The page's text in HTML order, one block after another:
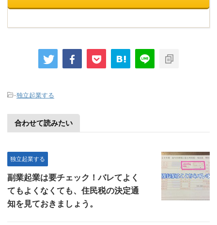
-独立起業する
合わせて読みたい
独立起業する
副業起業は要チェック！バレてよく
てもよくなくても、住民税の決定通
知を見ておきましょう。